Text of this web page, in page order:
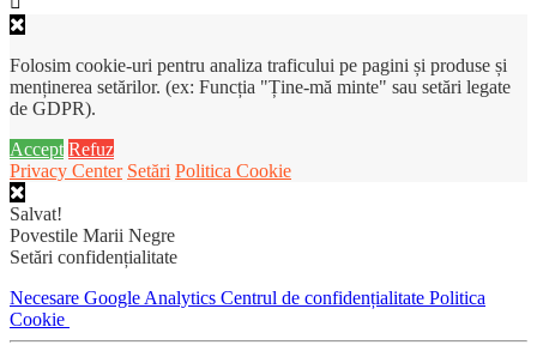
Folosim cookie-uri pentru analiza traficului pe pagini și produse și
menținerea setărilor. (ex: Funcția "Ține-mă minte" sau setări legate
de GDPR).
Accept Refuz
Privacy Center Setări Politica Cookie
Salvat!
Povestile Marii Negre
Setări confidențialitate
Necesare Google Analytics Centrul de confidențialitate Politica
Cookie